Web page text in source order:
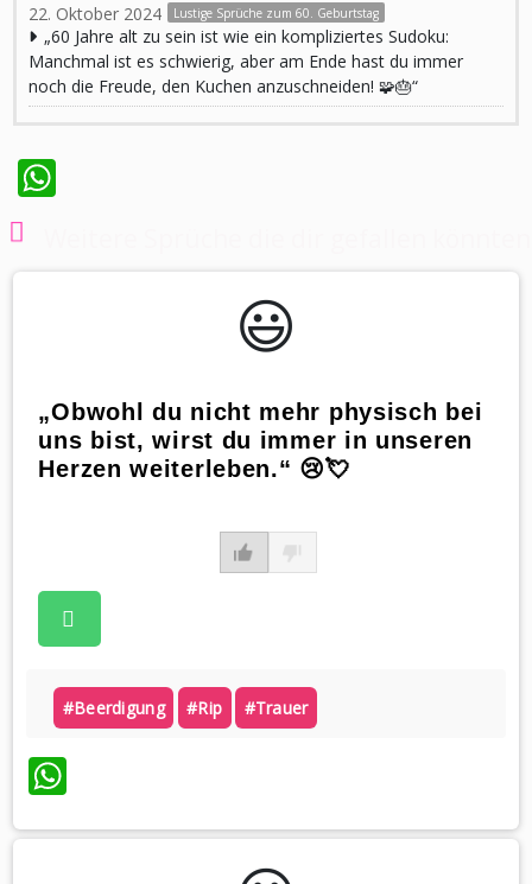
22. Oktober 2024 Lustige Sprüche zum 60. Geburtstag
„60 Jahre alt zu sein ist wie ein kompliziertes Sudoku:
Manchmal ist es schwierig, aber am Ende hast du immer
noch die Freude, den Kuchen anzuschneiden! 🧩🎂“
😃️
„Obwohl du nicht mehr physisch bei
uns bist, wirst du immer in unseren
Herzen weiterleben.“ 😢💘
#beerdigung #rip #trauer
WhatsApp